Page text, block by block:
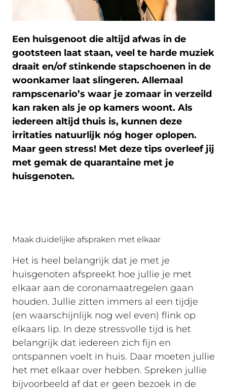
Een huisgenoot die altijd afwas in de
gootsteen laat staan, veel te harde muziek
draait en/of stinkende stapschoenen in de
woonkamer laat slingeren. Allemaal
rampscenario’s waar je zomaar in verzeild
kan raken als je op kamers woont. Als
iedereen altijd thuis is, kunnen deze
irritaties natuurlijk nóg hoger oplopen.
Maar geen stress! Met deze tips overleef jij
met gemak de quarantaine met je
huisgenoten.
Maak duidelijke afspraken met elkaar
Het is heel belangrijk dat je met je
huisgenoten afspreekt hoe jullie je met
elkaar aan de coronamaatregelen gaan
houden. Jullie zitten immers al een tijdje
(en waarschijnlijk nog wel even) flink op
elkaars lip. In deze stressvolle tijd is het
belangrijk dat iedereen zich fijn en
ontspannen voelt in huis. Daar moeten jullie
het met elkaar over hebben. Spreken jullie
bijvoorbeeld af dat er geen bezoek in de